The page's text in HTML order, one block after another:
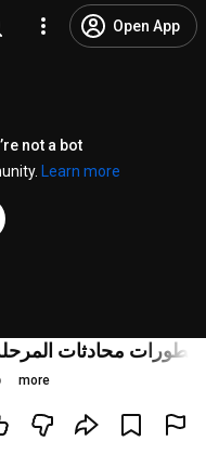
Open App
not a bot
Learn more
محادثات
more